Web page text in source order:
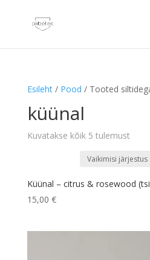
Esileht/ Pood / Tooted
küünal
Kuvatakse kõik 5 tulemust
Küünal – citrus & rosewood
15,00 €